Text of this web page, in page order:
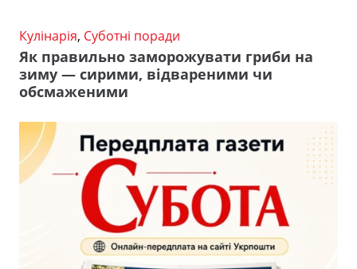
Кулінарія, Суботні поради
Як правильно заморожувати гриби на
зиму — сирими, відвареними чи
обсмаженими